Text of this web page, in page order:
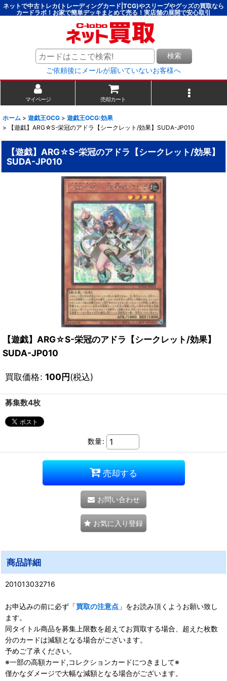
ネットで中古トレカ(トレーディングカード|TCG)やスリーブやグッズの買取なら
カードラボ！お家で簡単デッキまとめて売る！実店舗の展開で安心取引
検索
ご依頼後にメールが届いていないお客様へ
マイページ 売却カート
ホーム > 遊戯王OCG > 遊戯王OCG:効果
>
【遊戯】ARG☆S-栄冠のアドラ【シークレット/効果】SUDA-JP010
【遊戯】ARG☆S-栄冠のアドラ【シークレット/効果】
SUDA-JP010
【遊戯】ARG☆S-栄冠のアドラ【シークレット/効果】
SUDA-JP010
買取価格: 100円(税込)
募集数4枚
数量:
売却する
お問い合わせ
お気に入り登録
商品詳細
201013032716
お申込みの前に必ず「買取の注意点 」をお読み頂くようお願い致し
ます。
同タイトル商品を募集上限数を超えてお買取する場合、超えた枚数
分のカードは減額となる場合がございます。
予めご了承ください。
※一部の高額カード,コレクションカードにつきまして※
僅かなダメージで大幅な減額となる場合がございます。